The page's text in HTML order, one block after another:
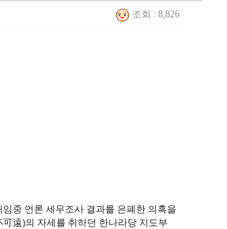
조회 : 8,826
중 언론 세무조사 결과를 은폐한 의혹을
遠)의 자세를 취하던 한나라당 지도부